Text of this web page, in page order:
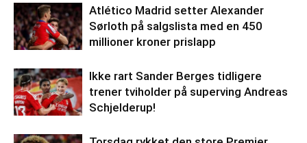
Atlético Madrid setter Alexander
Sørloth på salgslista med en 450
millioner kroner prislapp
Ikke rart Sander Berges tidligere
trener tviholder på superving Andreas
Schjelderup!